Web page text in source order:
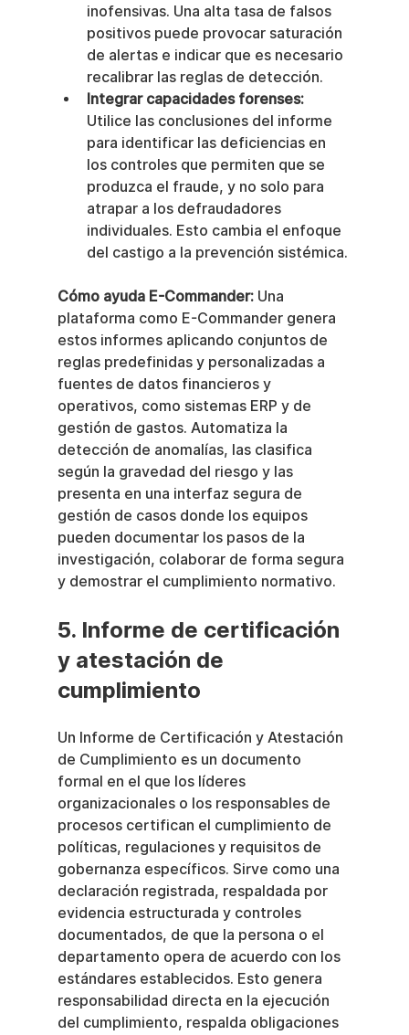
inofensivas. Una alta tasa de falsos
positivos puede provocar saturación
de alertas e indicar que es necesario
recalibrar las reglas de detección.
Integrar capacidades forenses:
Utilice las conclusiones del informe
para identificar las deficiencias en
los controles que permiten que se
produzca el fraude, y no solo para
atrapar a los defraudadores
individuales. Esto cambia el enfoque
del castigo a la prevención sistémica.
Cómo ayuda E-Commander: Una
plataforma como E-Commander genera
estos informes aplicando conjuntos de
reglas predefinidas y personalizadas a
fuentes de datos financieros y
operativos, como sistemas ERP y de
gestión de gastos. Automatiza la
detección de anomalías, las clasifica
según la gravedad del riesgo y las
presenta en una interfaz segura de
gestión de casos donde los equipos
pueden documentar los pasos de la
investigación, colaborar de forma segura
y demostrar el cumplimiento normativo.
5. Informe de certificación
y atestación de
cumplimiento
Un Informe de Certificación y Atestación
de Cumplimiento es un documento
formal en el que los líderes
organizacionales o los responsables de
procesos certifican el cumplimiento de
políticas, regulaciones y requisitos de
gobernanza específicos. Sirve como una
declaración registrada, respaldada por
evidencia estructurada y controles
documentados, de que la persona o el
departamento opera de acuerdo con los
estándares establecidos. Esto genera
responsabilidad directa en la ejecución
del cumplimiento, respalda obligaciones